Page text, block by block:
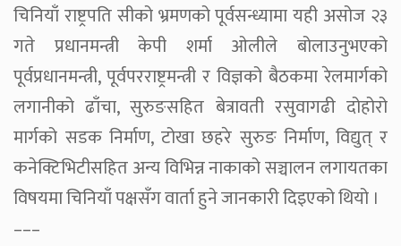
चिनियाँ राष्ट्रपति सीको भ्रमणको पूर्वसन्ध्यामा यही असोज २३
गते प्रधानमन्त्री केपी शर्मा ओलीले बोलाउनुभएको
पूर्वप्रधानमन्त्री, पूर्वपरराष्ट्रमन्त्री र विज्ञको बैठकमा रेलमार्गको
लगानीको ढाँचा, सुरुङसहित बेत्रावती रसुवागढी दोहोरो
मार्गको सडक निर्माण, टोखा छहरे सुरुङ निर्माण, विद्युत् र
कनेक्टिभिटीसहित अन्य विभिन्न नाकाको सञ्चालन लगायतका
विषयमा चिनियाँ पक्षसँग वार्ता हुने जानकारी दिइएको थियो ।
–––